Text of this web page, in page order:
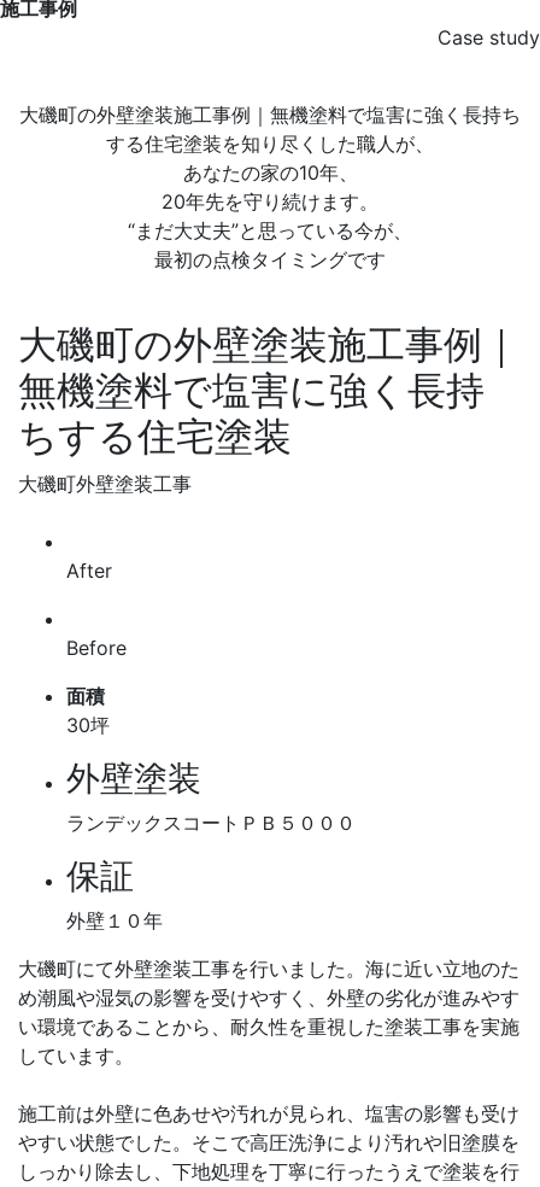
施工事例
Case study
大磯町の外壁塗装施工事例｜無機塗料で塩害に強く長持ち
する住宅塗装を知り尽くした職人が、
あなたの家の10年、
20年先を守り続けます。
“まだ大丈夫”と思っている今が、
最初の点検タイミングです
大磯町の外壁塗装施工事例｜
無機塗料で塩害に強く長持
ちする住宅塗装
大磯町外壁塗装工事
After
Before
面積
30坪
外壁塗装
ランデックスコートＰＢ５０００
保証
外壁１０年
大磯町にて外壁塗装工事を行いました。海に近い立地のた
め潮風や湿気の影響を受けやすく、外壁の劣化が進みやす
い環境であることから、耐久性を重視した塗装工事を実施
しています。
施工前は外壁に色あせや汚れが見られ、塩害の影響も受け
やすい状態でした。そこで高圧洗浄により汚れや旧塗膜を
しっかり除去し、下地処理を丁寧に行ったうえで塗装を行